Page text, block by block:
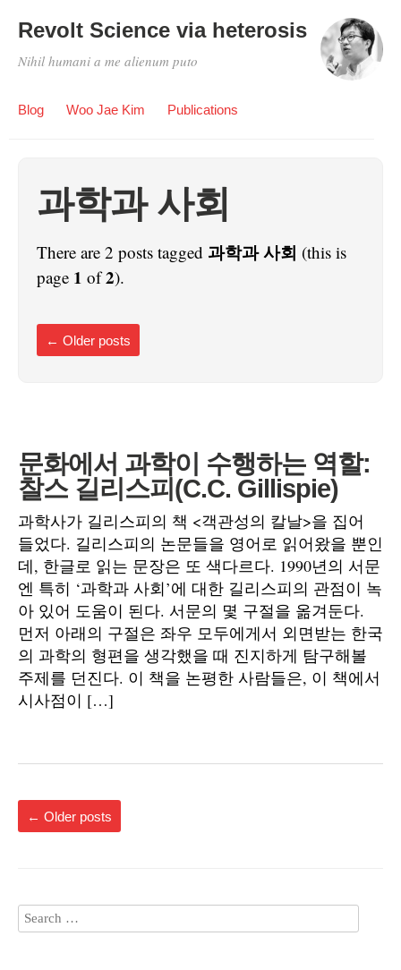
Revolt Science via heterosis
Nihil humani a me alienum puto
Blog Woo Jae Kim Publications
과학과 사회
There are 2 posts tagged 과학과 사회 (this is
page 1 of2).
← Older posts
문화에서 과학이 수행하는 역할:
찰스 길리스피(C.C. Gillispie)
과학사가 길리스피의 책 <객관성의 칼날>을 집어
들었다. 길리스피의 논문들을 영어로 읽어왔을 뿐인
데, 한글로 읽는 문장은 또 색다르다. 1990년의 서문
엔 특히 ‘과학과 사회’에 대한 길리스피의 관점이 녹
아 있어 도움이 된다. 서문의 몇 구절을 옮겨둔다.
먼저 아래의 구절은 좌우 모두에게서 외면받는 한국
의 과학의 형편을 생각했을 때 진지하게 탐구해볼
주제를 던진다. 이 책을 논평한 사람들은, 이 책에서
시사점이 […]
← Older posts